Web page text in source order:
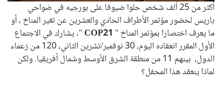
أكثر من 25 ألف شخص حلوا ضيوفا على بورجيه في ضواحي
باريس لحضور مؤتمر الأطراف الحادي والعشرين عن تغير المناخ ، أو
ما يعرف اختصارا بمؤتمر المناخ " COP21". يشارك في الاجتماع
الأول المقرر انعقاده اليوم، 30 نوفمبر/تشرين الثاني، 120 من زعماء
الدول، بينهم 11 من منطقة الشرق الأوسط وشمال أفريقيا. ولكن
لماذا ينعقد هذا المحفل؟